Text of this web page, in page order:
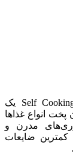
دستگاه فر رشنال بیست سینی Self Cooking Center 201 یک
انواع غذاها
مدرن و
کمترین ضایعات